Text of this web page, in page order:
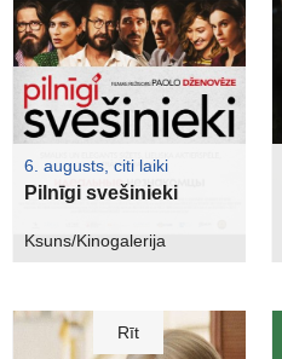
6. augusts, citi laiki
Pilnīgi svešinieki
Ksuns/Kinogalerija
Rīt